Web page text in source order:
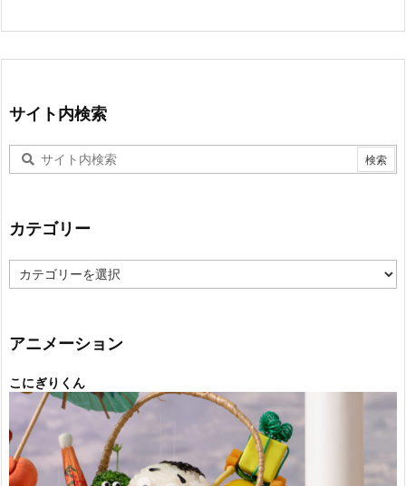
サイト内検索
カテゴリー
テ
ー
アニメーション
こにぎりくん